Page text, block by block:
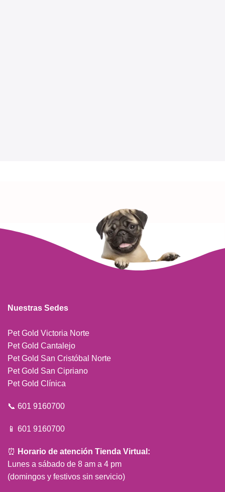
Nuestras Sedes
Pet Gold Victoria Norte
Pet Gold Cantalejo
Pet Gold San Cristóbal Norte
Pet Gold San Cipriano
Pet Gold Clínica
📞 601 9160700
📱 601 9160700
⏰ Horario de atención Tienda Virtual:
Lunes a sábado de 8 am a 4 pm
(domingos y festivos sin servicio)